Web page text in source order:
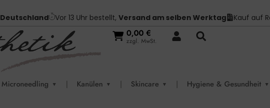
Deutschland Vor 13 Uhr bestellt, Versand am selben Werktag Kauf auf
0,00 €
zzgl. MwSt.
Microneedling ▼ | Kanülen ▼ | Skincare ▼ | Hygiene & Gesundheit ▼